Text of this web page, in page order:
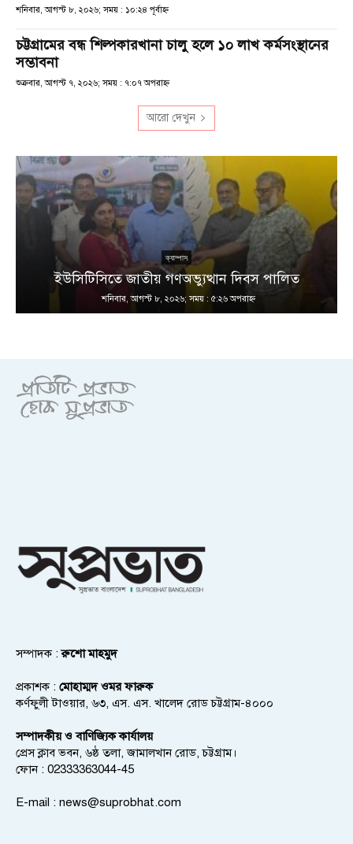
শনিবার, আগস্ট ৮, ২০২৬; সময় : ১০:২৪ পূর্বাহ্ণ
চট্টগ্রামের বন্ধ শিল্পকারখানা চালু হলে ১০ লাখ কর্মসংস্থানের
সম্ভাবনা
শুক্রবার, আগস্ট ৭, ২০২৬; সময় : ৭:০৭ অপরাহ্ণ
আরো দেখুন
ক্যাম্পাস
ইউসিটিসিতে জাতীয় গণঅভ্যুত্থান দিবস পালিত
শনিবার, আগস্ট ৮, ২০২৬; সময় : ৫:২৬ অপরাহ্ণ
সম্পাদক :রুশো মাহমুদ
প্রকাশক : মোহাম্মদ ওমর ফারুক
কর্ণফুলী টাওয়ার, ৬৩, এস. এস. খালেদ রোড চট্টগ্রাম-৪০০০
সম্পাদকীয় ও বাণিজ্যিক কার্যালয়
প্রেস ক্লাব ভবন, ৬ষ্ঠ তলা, জামালখান রোড, চট্টগ্রাম।
ফোন : 02333363044-45
E-mail : news@suprobhat.com